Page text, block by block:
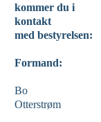
kommer du i
kontakt
med bestyrelsen:
Formand:
Bo
Otterstrøm